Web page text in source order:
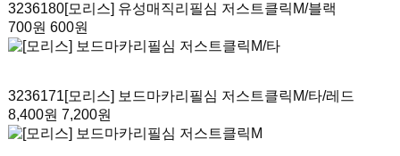
3236180[모리스] 유성매직리필심 저스트클릭M/블랙
700원 600원
3236171[모리스] 보드마카리필심 저스트클릭M/타/레드
8,400원 7,200원